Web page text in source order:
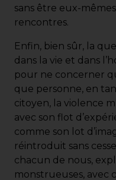
sans être eux-
rencontres.
Enfin, bien sûr, la
dans la vie et dans
pour ne concerner
que personne, en
citoyen, la violence
avec son flot
comme son lot
réintroduit sans
chacun de nous,
monstrueuses, avec